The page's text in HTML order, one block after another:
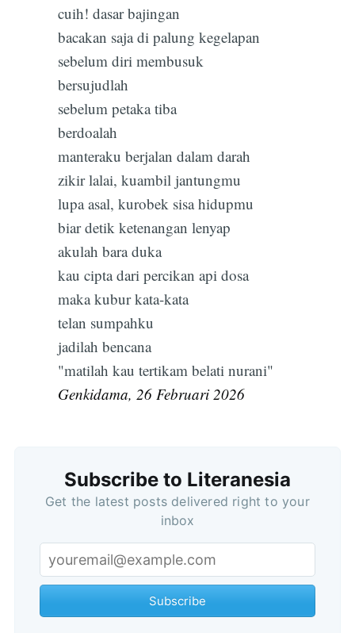
cuih! dasar bajingan
bacakan saja di palung kegelapan
sebelum diri membusuk
bersujudlah
sebelum petaka tiba
berdoalah
manteraku berjalan dalam darah
zikir lalai, kuambil jantungmu
lupa asal, kurobek sisa hidupmu
biar detik ketenangan lenyap
akulah bara duka
kau cipta dari percikan api dosa
maka kubur kata-kata
telan sumpahku
jadilah bencana
"matilah kau tertikam belati nurani"
Genkidama, 26 Februari 2026
Subscribe to Literanesia
Get the latest posts delivered right to your
inbox
Subscribe